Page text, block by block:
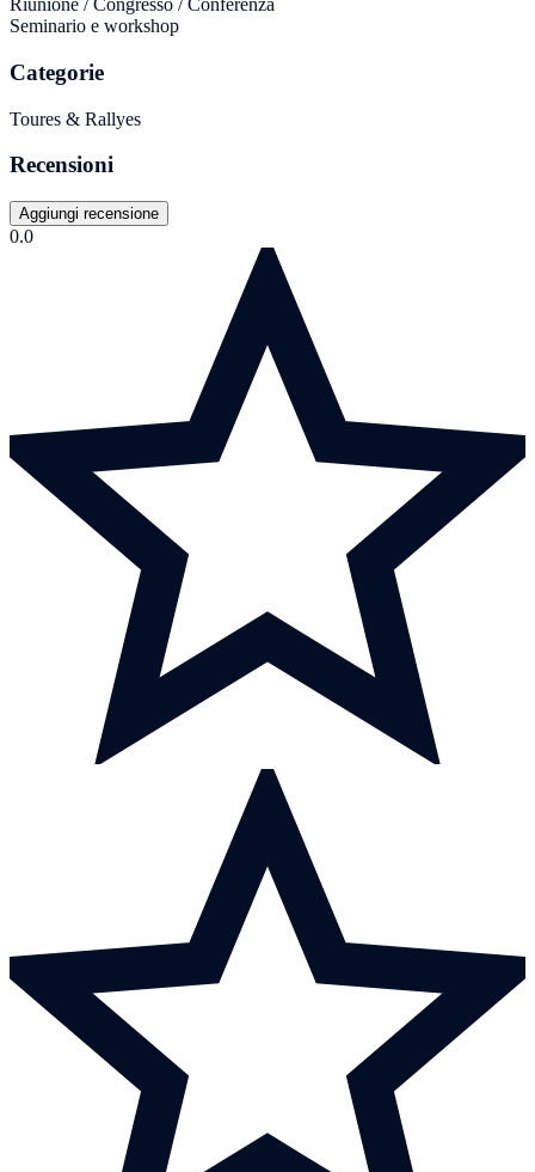
Riunione / Congresso / Conferenza
Seminario e workshop
Categorie
Toures & Rallyes
Recensioni
Aggiungi recensione
0.0